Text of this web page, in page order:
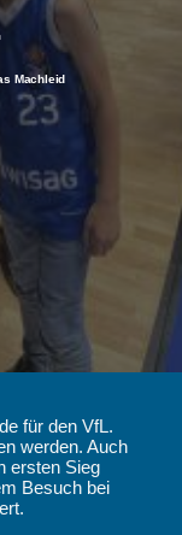
Machleid
für den VfL.
werden. Auch
ersten Sieg
Besuch bei